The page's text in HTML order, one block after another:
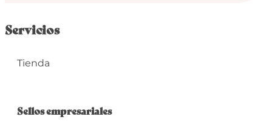
Servicios
Tienda
Oferta de
Sellos empresariales
Sellos empresariales